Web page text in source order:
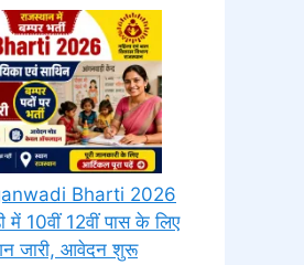
Bharti 2026
में 10वीं 12वीं पास के लिए
जारी, आवेदन शुरू